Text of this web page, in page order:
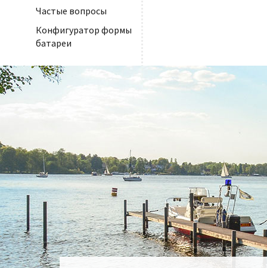
Частые вопросы
Конфигуратор формы
батареи